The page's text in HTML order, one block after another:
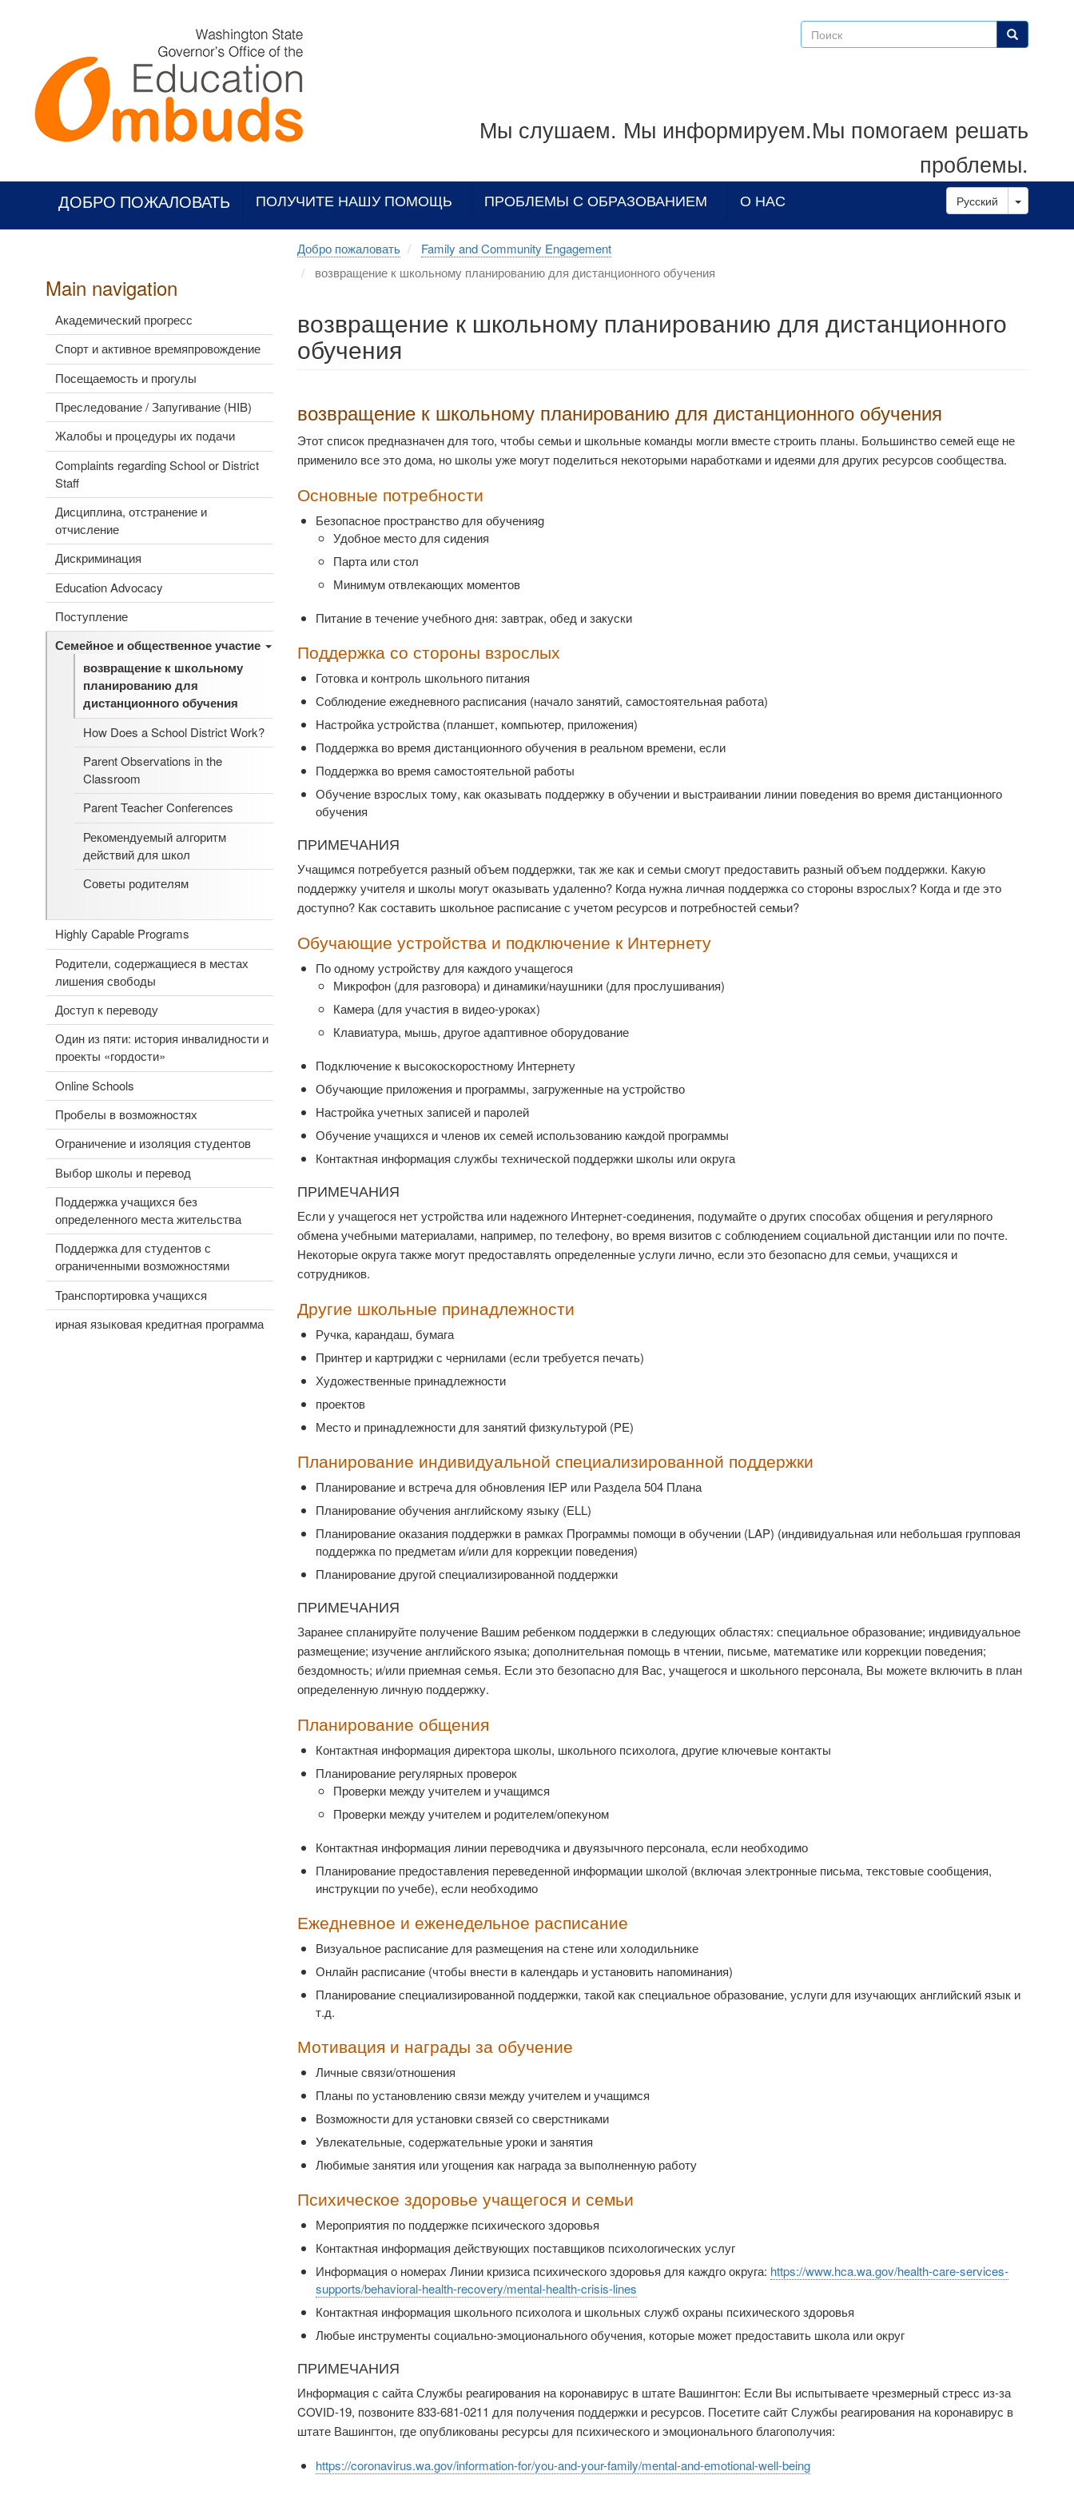
Поиск Поиск
Мы слушаем. Мы информируем.Мы помогаем решать
проблемы.
ДОБРО ПОЖАЛОВАТЬ ПОЛУЧИТЕ НАШУ ПОМОЩЬ ПРОБЛЕМЫ С ОБРАЗОВАНИЕМ О НАС Русский Toggle
Main navigation
Академический прогресс
Спорт и активное времяпровождение
Посещаемость и прогулы
Преследование / Запугивание (HIB)
Жалобы и процедуры их подачи
Complaints regarding School or District
Staff
Дисциплина, отстранение и
отчисление
Дискриминация
Education Advocacy
Поступление
Семейное и общественное участие
возвращение к школьному
планированию для
дистанционного обучения
How Does a School District Work?
Parent Observations in the
Classroom
Parent Teacher Conferences
Рекомендуемый алгоритм
действий для школ
Советы родителям
Highly Capable Programs
Родители, содержащиеся в местах
лишения свободы
Доступ к переводу
Один из пяти: история инвалидности и
проекты «гордости»
Online Schools
Пробелы в возможностях
Ограничение и изоляция студентов
Выбор школы и перевод
Поддержка учащихся без
определенного места жительства
Поддержка для студентов с
ограниченными возможностями
Транспортировка учащихся
ирная языковая кредитная программа
Добро пожаловать
Family and Community Engagement
возвращение к школьному планированию для дистанционного обучения
возвращение к школьному планированию для дистанционного
обучения
возвращение к школьному планированию для дистанционного обучения
Этот список предназначен для того, чтобы семьи и школьные команды могли вместе строить планы. Большинство семей еще не
применило все это дома, но школы уже могут поделиться некоторыми наработками и идеями для других ресурсов сообщества.
Основные потребности
Безопасное пространство для обученияg
Удобное место для сидения
Парта или стол
Минимум отвлекающих моментов
Питание в течение учебного дня: завтрак, обед и закуски
Поддержка со стороны взрослых
Готовка и контроль школьного питания
Соблюдение ежедневного расписания (начало занятий, самостоятельная работа)
Настройка устройства (планшет, компьютер, приложения)
Поддержка во время дистанционного обучения в реальном времени, если
Поддержка во время самостоятельной работы
Обучение взрослых тому, как оказывать поддержку в обучении и выстраивании линии поведения во время дистанционного
обучения
ПРИМЕЧАНИЯ
Учащимся потребуется разный объем поддержки, так же как и семьи смогут предоставить разный объем поддержки. Какую
поддержку учителя и школы могут оказывать удаленно? Когда нужна личная поддержка со стороны взрослых? Когда и где это
доступно? Как составить школьное расписание с учетом ресурсов и потребностей семьи?
Обучающие устройства и подключение к Интернету
По одному устройству для каждого учащегося
Микрофон (для разговора) и динамики/наушники (для прослушивания)
Камера (для участия в видео-уроках)
Клавиатура, мышь, другое адаптивное оборудование
Подключение к высокоскоростному Интернету
Обучающие приложения и программы, загруженные на устройство
Настройка учетных записей и паролей
Обучение учащихся и членов их семей использованию каждой программы
Контактная информация службы технической поддержки школы или округа
ПРИМЕЧАНИЯ
Если у учащегося нет устройства или надежного Интернет-соединения, подумайте о других способах общения и регулярного
обмена учебными материалами, например, по телефону, во время визитов с соблюдением социальной дистанции или по почте.
Некоторые округа также могут предоставлять определенные услуги лично, если это безопасно для семьи, учащихся и
сотрудников.
Другие школьные принадлежности
Ручка, карандаш, бумага
Принтер и картриджи с чернилами (если требуется печать)
Художественные принадлежности
проектов
Место и принадлежности для занятий физкультурой (PE)
Планирование индивидуальной специализированной поддержки
Планирование и встреча для обновления IEP или Раздела 504 Плана
Планирование обучения английскому языку (ELL)
Планирование оказания поддержки в рамках Программы помощи в обучении (LAP) (индивидуальная или небольшая групповая
поддержка по предметам и/или для коррекции поведения)
Планирование другой специализированной поддержки
ПРИМЕЧАНИЯ
Заранее спланируйте получение Вашим ребенком поддержки в следующих областях: специальное образование; индивидуальное
размещение; изучение английского языка; дополнительная помощь в чтении, письме, математике или коррекции поведения;
бездомность; и/или приемная семья. Если это безопасно для Вас, учащегося и школьного персонала, Вы можете включить в план
определенную личную поддержку.
Планирование общения
Контактная информация директора школы, школьного психолога, другие ключевые контакты
Планирование регулярных проверок
Проверки между учителем и учащимся
Проверки между учителем и родителем/опекуном
Контактная информация линии переводчика и двуязычного персонала, если необходимо
Планирование предоставления переведенной информации школой (включая электронные письма, текстовые сообщения,
инструкции по учебе), если необходимо
Ежедневное и еженедельное расписание
Визуальное расписание для размещения на стене или холодильнике
Онлайн расписание (чтобы внести в календарь и установить напоминания)
Планирование специализированной поддержки, такой как специальное образование, услуги для изучающих английский язык и
т.д.
Мотивация и награды за обучение
Личные связи/отношения
Планы по установлению связи между учителем и учащимся
Возможности для установки связей со сверстниками
Увлекательные, содержательные уроки и занятия
Любимые занятия или угощения как награда за выполненную работу
Психическое здоровье учащегося и семьи
Мероприятия по поддержке психического здоровья
Контактная информация действующих поставщиков психологических услуг
Информация о номерах Линии кризиса психического здоровья для каждго округа: https://www.hca.wa.gov/health-care-services-
supports/behavioral-health-recovery/mental-health-crisis-lines
Контактная информация школьного психолога и школьных служб охраны психического здоровья
Любые инструменты социально-эмоционального обучения, которые может предоставить школа или округ
ПРИМЕЧАНИЯ
Информация с сайта Службы реагирования на коронавирус в штате Вашингтон: Если Вы испытываете чрезмерный стресс из-за
COVID-19, позвоните 833-681-0211 для получения поддержки и ресурсов. Посетите сайт Службы реагирования на коронавирус в
штате Вашингтон, где опубликованы ресурсы для психического и эмоционального благополучия:
https://coronavirus.wa.gov/information-for/you-and-your-family/mental-and-emotional-well-being